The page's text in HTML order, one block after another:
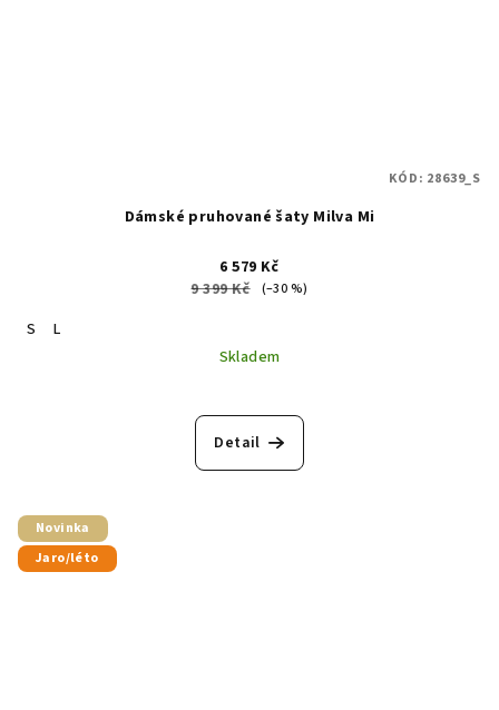
Dámské pruhované šaty Milva Mi
6 579 Kč
9 399 Kč
(–30 %)
S
L
Skladem
Detail
KÓD: 28639_S
Novinka
Jaro/léto